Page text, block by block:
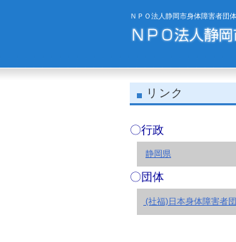
ＮＰＯ法人静岡市身体障害者団
リンク
〇行政
静岡県
〇団体
(社福)日本身体障害者